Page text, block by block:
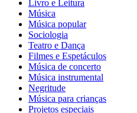
Livro e Leitura
Música
Música popular
Sociologia
Teatro e Dança
Filmes e Espetáculos
Música de concerto
Música instrumental
Negritude
Música para crianças
Projetos especiais